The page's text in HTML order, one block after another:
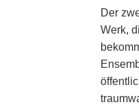
Der
Werk,